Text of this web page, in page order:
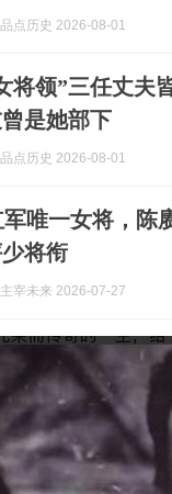
品点历史 2026-08-01
将领”三任丈夫
是她部下
品点历史 2026-08-01
唯一女将，陈
将衔
主宰未来 2026-07-27